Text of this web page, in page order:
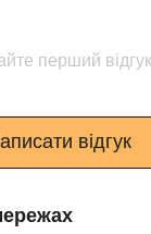
перший відгук
відгук